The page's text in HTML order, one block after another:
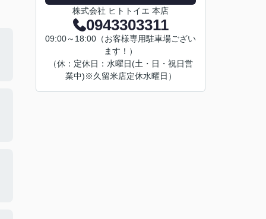
株式会社 ヒトトイエ 本店
0943303311
09:00～18:00（お客様専用駐車場ござい
ます！）
（休：定休日：水曜日(土・日・祝日営
業中)※久留米店定休水曜日）